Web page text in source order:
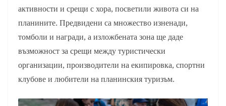
активности и срещи с хора, посветили живота си на
планините. Предвидени са множество изненади,
томболи и награди, а изложбената зона ще даде
възможност за срещи между туристически
организации, производители на екипировка, спортни
клубове и любители на планинския туризъм.